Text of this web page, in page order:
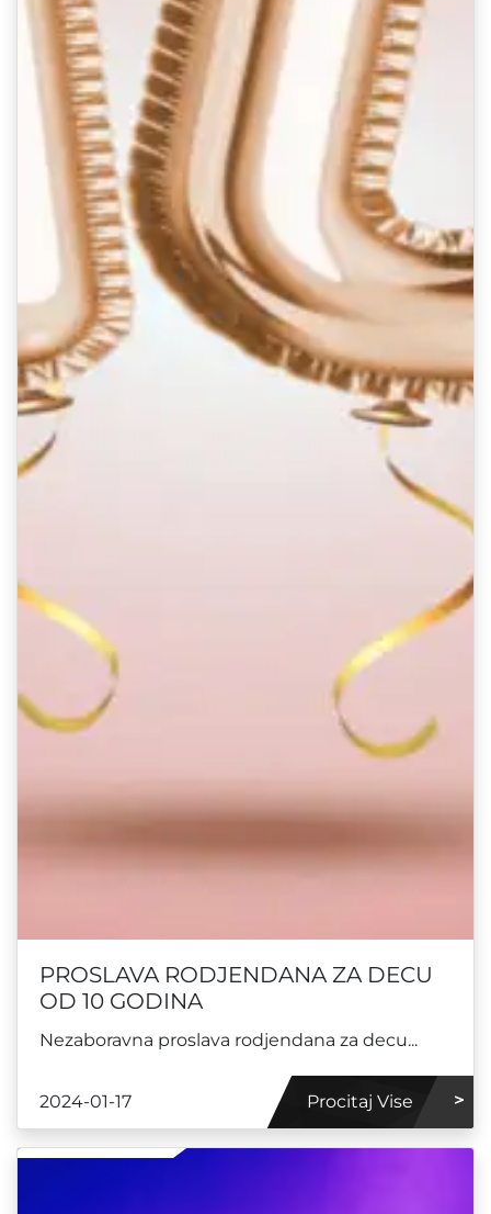
PROSLAVA RODJENDANA ZA DECU
OD 10 GODINA
Nezaboravna proslava rodjendana za decu...
2024-01-17 Procitaj Vise